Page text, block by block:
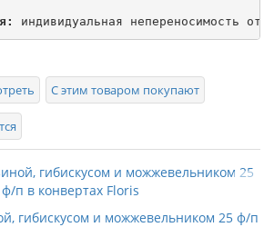
индивидуальная непереносимость
С этим товаром покупают
гибискусом и можжевельником 25 ф/п